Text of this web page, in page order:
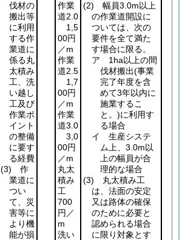
伐材の
搬出等
に利用
する作
業道に
係る丸
太積み
工、洗
い越し
工及び
作業ポ
イント
の整備
に要す
る経費
(3) 作
業道に
つい
て、災
害等に
より機
能が損
作業
道2.0
1,5
00円
／m
作業
道2.5
1,7
00円
／m
作業
道3.0
3,0
00円
／m
丸太
積み
工
700
円／
m
洗い
(2) 幅員3.0m以上
の作業道開設に
ついては、次の
要件を全て満た
す場合に限る。
ア 1ha以上の間
伐材搬出(事業
完了年度を含
めて3年以内に
施業するこ
と。)に利用す
る場合
イ 生産システ
ム上、3.0m以
上の幅員が合
理的な場合
(3) 丸太積み工
は、法面の安定
又は路体の確保
のために必要と
認められる場合
に限り対象とす